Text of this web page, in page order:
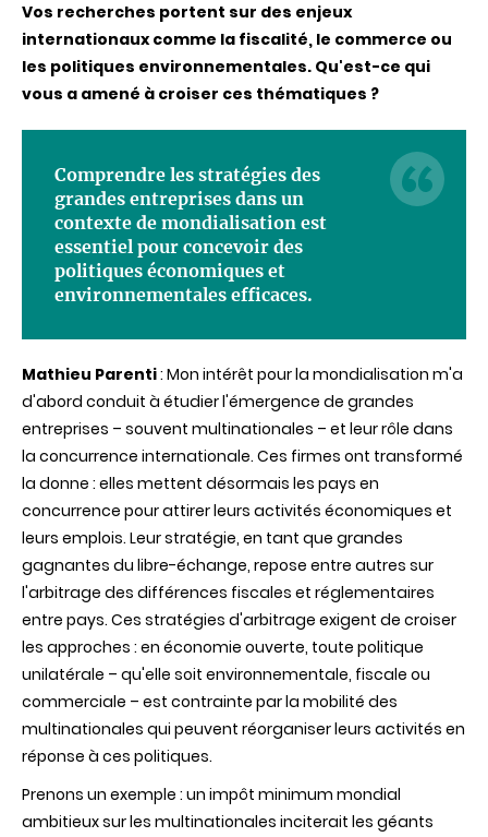
Vos recherches portent sur des enjeux
internationaux comme la fiscalité, le commerce ou
les politiques environnementales. Qu'est-ce qui
vous a amené à croiser ces thématiques ?
Comprendre les stratégies des
grandes entreprises dans un
contexte de mondialisation est
essentiel pour concevoir des
politiques économiques et
environnementales efficaces.
Mathieu Parenti: Mon intérêt pour la mondialisation m'a
d'abord conduit à étudier l'émergence de grandes
entreprises – souvent multinationales – et leur rôle dans
la concurrence internationale. Ces firmes ont transformé
la donne : elles mettent désormais les pays en
concurrence pour attirer leurs activités économiques et
leurs emplois. Leur stratégie, en tant que grandes
gagnantes du libre-échange, repose entre autres sur
l'arbitrage des différences fiscales et réglementaires
entre pays. Ces stratégies d'arbitrage exigent de croiser
les approches : en économie ouverte, toute politique
unilatérale – qu'elle soit environnementale, fiscale ou
commerciale – est contrainte par la mobilité des
multinationales qui peuvent réorganiser leurs activités en
réponse à ces politiques.
Prenons un exemple : un impôt minimum mondial
ambitieux sur les multinationales inciterait les géants